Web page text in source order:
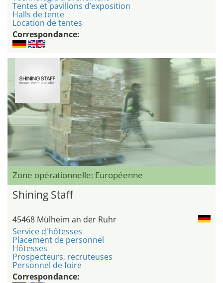
Tentes et pavillons d’exposition
Halls de tente
Location de tentes
Correspondance:
Zone opérationnelle: Européenne
Shining Staff
45468 Mülheim an der Ruhr
Service d'hôtesses
Placement de personnel
Hôtesses
Prospecteurs, recruteuses
Personnel de foire
Correspondance: